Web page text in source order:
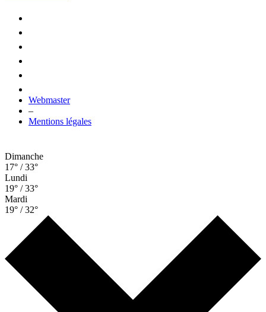
Webmaster
–
Mentions légales
Dimanche
17° / 33°
Lundi
19° / 33°
Mardi
19° / 32°